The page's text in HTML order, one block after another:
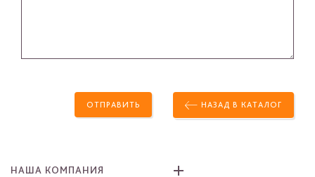
НАЗАД В КАТАЛОГ
ОТПРАВИТЬ
НАША КОМПАНИЯ